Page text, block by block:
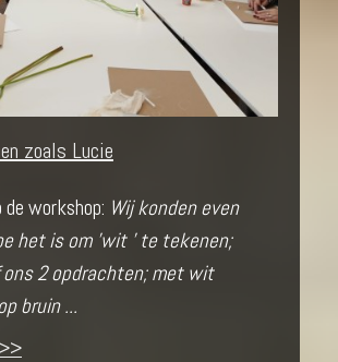
zoals Lucie
workshop: Wij konden even
het is om 'wit ' te tekenen;
ons 2 opdrachten; met wit
bruin ...